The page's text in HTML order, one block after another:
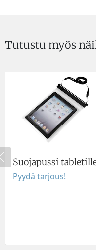
Tutustu myös
Suojapussi
Pyydä tarjous!